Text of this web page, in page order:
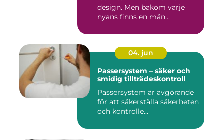
design. Men bakom varje
nyans finns en män...
04. jun
Passersystem – säker och
smidig tillträdeskontroll
Passersystem är avgörande
för att säkerställa säkerheten
och kontrolle...